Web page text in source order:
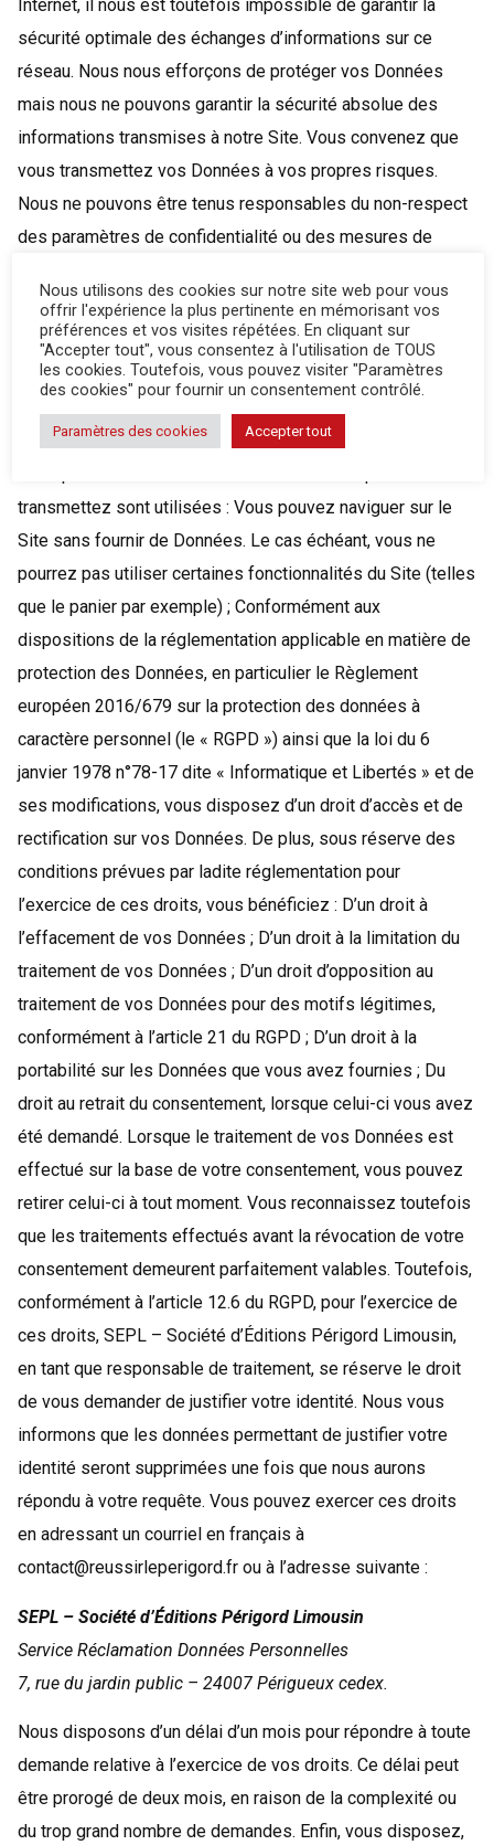
Internet, il nous est toutefois impossible de garantir la
sécurité optimale des échanges d’informations sur ce
réseau. Nous nous efforçons de protéger vos Données
mais nous ne pouvons garantir la sécurité absolue des
informations transmises à notre Site. Vous convenez que
vous transmettez vos Données à vos propres risques.
Nous ne pouvons être tenus responsables du non-respect
des paramètres de confidentialité ou des mesures de
que la sécurité de vos informations est également de votre
ressort.
Quels sont vos droits ?
transmettez sont utilisées : Vous pouvez naviguer sur le
Site sans fournir de Données. Le cas échéant, vous ne
pourrez pas utiliser certaines fonctionnalités du Site (telles
que le panier par exemple) ; Conformément aux
dispositions de la réglementation applicable en matière de
protection des Données, en particulier le Règlement
européen 2016/679 sur la protection des données à
caractère personnel (le « RGPD ») ainsi que la loi du 6
janvier 1978 n°78-17 dite « Informatique et Libertés » et de
ses modifications, vous disposez d’un droit d’accès et de
rectification sur vos Données. De plus, sous réserve des
conditions prévues par ladite réglementation pour
l’exercice de ces droits, vous bénéficiez : D’un droit à
l’effacement de vos Données ; D’un droit à la limitation du
traitement de vos Données ; D’un droit d’opposition au
traitement de vos Données pour des motifs légitimes,
conformément à l’article 21 du RGPD ; D’un droit à la
portabilité sur les Données que vous avez fournies ; Du
droit au retrait du consentement, lorsque celui-ci vous avez
été demandé. Lorsque le traitement de vos Données est
effectué sur la base de votre consentement, vous pouvez
retirer celui-ci à tout moment. Vous reconnaissez toutefois
que les traitements effectués avant la révocation de votre
consentement demeurent parfaitement valables. Toutefois,
conformément à l’article 12.6 du RGPD, pour l’exercice de
ces droits, SEPL – Société d’Éditions Périgord Limousin,
en tant que responsable de traitement, se réserve le droit
de vous demander de justifier votre identité. Nous vous
informons que les données permettant de justifier votre
identité seront supprimées une fois que nous aurons
répondu à votre requête. Vous pouvez exercer ces droits
en adressant un courriel en français à
contact@reussirleperigord.fr ou à l’adresse suivante :
SEPL – Société d’Éditions Périgord Limousin
Service Réclamation Données Personnelles
7, rue du jardin public – 24007 Périgueux cedex.
Nous disposons d’un délai d’un mois pour répondre à toute
demande relative à l’exercice de vos droits. Ce délai peut
être prorogé de deux mois, en raison de la complexité ou
du trop grand nombre de demandes. Enfin, vous disposez,
Nous utilisons des cookies sur notre site web pour vous
offrir l'expérience la plus pertinente en mémorisant vos
préférences et vos visites répétées. En cliquant sur
"Accepter tout", vous consentez à l'utilisation de TOUS
les cookies. Toutefois, vous pouvez visiter "Paramètres
des cookies" pour fournir un consentement contrôlé.
Paramètres des cookies Accepter tout